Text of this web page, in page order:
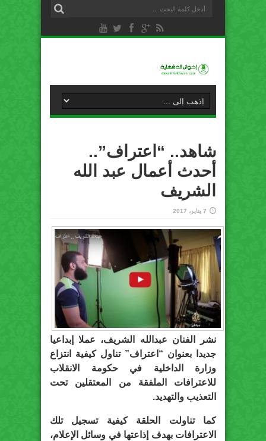
شاهد.. “اعتراف”..
أحدث أعمال عبد الله
الشريف
7 يناير، 2017
نشر الفنان عبدالله الشريف، عملا إبداعيا
جديدا بعنوان “اعتراف” تناول كيفية انتزاع
وزارة الداخلية في حكومة الانقلاب
للاعترافات الملفقة من المعتقلين تحت
التعذيب والتهديد.
كما تناولت الحلقة كيفية تسجيل تلك
الاعترافات بهدف إذاعتها في وسائل الإعلام،